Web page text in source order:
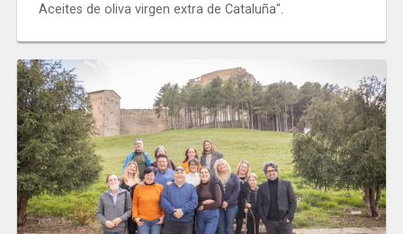
Aceites de oliva virgen extra de Cataluña".